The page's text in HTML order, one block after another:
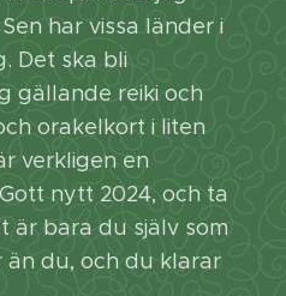
har vissa länder i
Det ska bli
gällande reiki och
orakelkort i liten
verkligen en
nytt 2024, och ta
är bara du själv som
än du, och du klarar